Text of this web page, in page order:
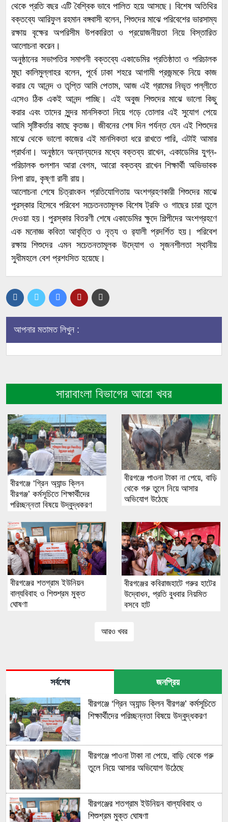
থেকে প্রতি বছর এটি বৈশ্বিক ভাবে পালিত হয়ে আসছে। বিশেষ অতিথির
বক্তব্যে আরিফুল রহমান বঙ্গবাসী বলেন, শিশুদের মাঝে পরিবেশের ভারসাম্য
রক্ষায় বৃক্ষের অপরিসীম উপকারিতা ও প্রয়োজনীয়তা নিয়ে বিস্তারিত
আলোচনা করেন।
অনুষ্ঠানের সভাপতির সমাপনী বক্তব্যে একাডেমির প্রতিষ্ঠাতা ও পরিচালক
মুছা কালিমুল্লাহর বলেন, পূর্বে ঢাকা শহরে আগামী প্রজন্মকে নিয়ে কাজ
করার যে আনন্দ ও তৃপ্তি আমি পেতাম, আজ এই গ্রামের নিভৃত পল্লীতে
এসেও ঠিক একই আনন্দ পাচ্ছি। এই অবুজ শিশুদের মাঝে ভালো কিছু
করার এবং তাদের সুন্দর মানসিকতা নিয়ে গড়ে তোলার এই সুযোগ পেয়ে
আমি সৃষ্টিকর্তার কাছে কৃতজ্ঞ। জীবনের শেষ দিন পর্যন্ত যেন এই শিশুদের
মাঝে থেকে ভালো কাজের এই মানসিকতা ধরে রাখতে পারি, এটাই আমার
প্রার্থনা। অনুষ্ঠানে অন্যান্যদের মধ্যে বক্তব্য রাখেন, একাডেমির যুগ্ন-
পরিচালক গুলশান আরা বেগম, আরো বক্তব্য রাখেন শিক্ষার্থী অভিভাবক
নিপা রায়, কৃষ্ণা রানী রায়।
আলোচনা শেষে চিত্রাংকন প্রতিযোগিতায় অংশগ্রহণকারী শিশুদের মাঝে
পুরস্কার হিসেবে পরিবেশ সচেতনতামূলক বিশেষ ট্রফি ও গাছের চারা তুলে
দেওয়া হয়। পুরস্কার বিতরণী শেষে একাডেমির ক্ষুদে শিল্পীদের অংশগ্রহণে
এক মনোজ্ঞ কবিতা আবৃত্তি ও নৃত্য ও র‌্যালী প্রদর্শিত হয়। পরিবেশ
রক্ষায় শিশুদের এমন সচেতনতামূলক উদ্যোগ ও সৃজনশীলতা স্থানীয়
সুধীমহলে বেশ প্রশংসিত হয়েছে।
আপনার মতামত লিখুন :
সারাবাংলা বিভাগের আরো খবর
বীরগঞ্জে ‘গ্রিন অ্যান্ড ক্লিন
বীরগঞ্জ’ কর্মসূচিতে শিক্ষার্থীদের
পরিচ্ছন্নতা বিষয়ে উদ্বুদ্ধকরণ
বীরগঞ্জে পাওনা টাকা না পেয়ে, বাড়ি
থেকে গরু তুলে নিয়ে আসার
অভিযোগ উঠেছে
বীরগঞ্জের শতগ্রাম ইউনিয়ন
বাল্যবিবাহ ও শিশুশ্রম মুক্ত
ঘোষণা
বীরগঞ্জের কবিরাজহাটে গরুর হাটের
উদ্বোধন, প্রতি বুধবার নিয়মিত
বসবে হাট
আরও খবর
সর্বশেষ জনপ্রিয়
বীরগঞ্জে ‘গ্রিন অ্যান্ড ক্লিন বীরগঞ্জ’ কর্মসূচিতে
শিক্ষার্থীদের পরিচ্ছন্নতা বিষয়ে উদ্বুদ্ধকরণ
বীরগঞ্জে পাওনা টাকা না পেয়ে, বাড়ি থেকে গরু
তুলে নিয়ে আসার অভিযোগ উঠেছে
বীরগঞ্জের শতগ্রাম ইউনিয়ন বাল্যবিবাহ ও
শিশুশ্রম মুক্ত ঘোষণা